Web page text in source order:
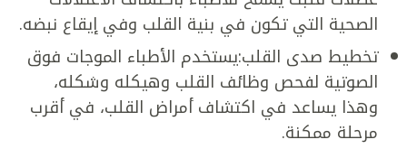
الصحية التي تكون في بنية القلب وفي إيقاع نبضه.
تخطيط صدى القلب:يستخدم الأطباء الموجات فوق
الصوتية لفحص وظائف القلب وهيكله وشكله،
وهذا يساعد في اكتشاف أمراض القلب، في أقرب
مرحلة ممكنة.